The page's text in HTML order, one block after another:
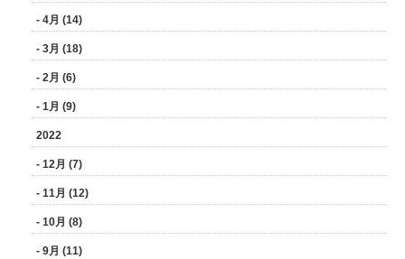
- 4月 (14)
- 3月 (18)
- 2月 (6)
- 1月 (9)
2022
- 12月 (7)
- 11月 (12)
- 10月 (8)
- 9月 (11)